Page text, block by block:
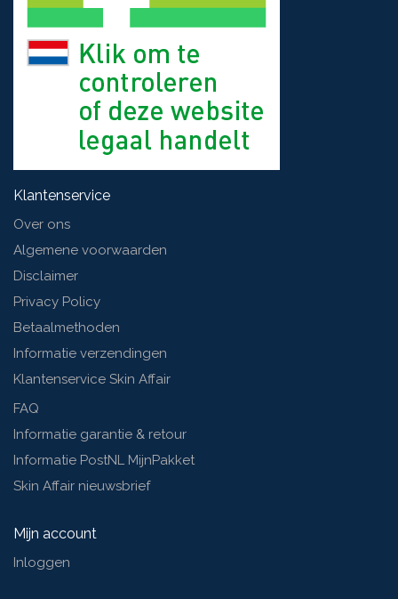
Klantenservice
Over ons
Algemene voorwaarden
Disclaimer
Privacy Policy
Betaalmethoden
Informatie verzendingen
Klantenservice Skin Affair
FAQ
Informatie garantie & retour
Informatie PostNL MijnPakket
Skin Affair nieuwsbrief
Mijn account
Inloggen